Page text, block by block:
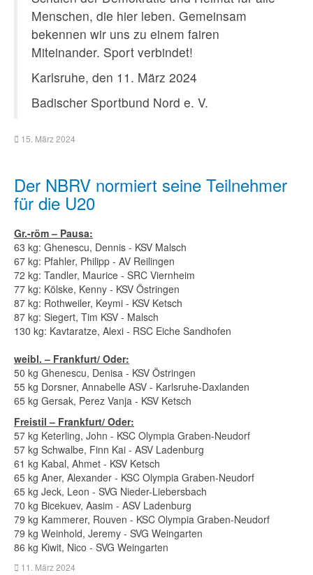
Menschen, die hier leben. Gemeinsam
bekennen wir uns zu einem fairen
Miteinander. Sport verbindet!
Karlsruhe, den 11. März 2024
Badischer Sportbund Nord e. V.
15. März 2024
Der NBRV normiert seine Teilnehmer
für die U20
Gr.-röm – Pausa:
63 kg: Ghenescu, Dennis - KSV Malsch
67 kg: Pfahler, Philipp - AV Reilingen
72 kg: Tandler, Maurice - SRC Viernheim
77 kg: Kölske, Kenny - KSV Östringen
87 kg: Rothweiler, Keymi - KSV Ketsch
87 kg: Siegert, Tim KSV - Malsch
130 kg: Kavtaratze, Alexi - RSC Eiche Sandhofen
weibl. – Frankfurt/ Oder:
50 kg Ghenescu, Denisa - KSV Östringen
55 kg Dorsner, Annabelle ASV - Karlsruhe-Daxlanden
65 kg Gersak, Perez Vanja - KSV Ketsch
Freistil – Frankfurt/ Oder:
57 kg Keterling, John - KSC Olympia Graben-Neudorf
57 kg Schwalbe, Finn Kai - ASV Ladenburg
61 kg Kabal, Ahmet - KSV Ketsch
65 kg Aner, Alexander - KSC Olympia Graben-Neudorf
65 kg Jeck, Leon - SVG Nieder-Liebersbach
70 kg Bicekuev, Aasim - ASV Ladenburg
79 kg Kammerer, Rouven - KSC Olympia Graben-Neudorf
79 kg Weinhold, Jeremy - SVG Weingarten
86 kg Kiwit, Nico - SVG Weingarten
11. März 2024